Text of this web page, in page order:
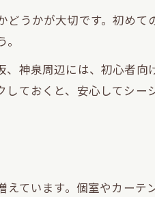
どうかが大切です。初めて
神泉周辺には、初心者向
ておくと、安心してシー
ています。個室やカーテ